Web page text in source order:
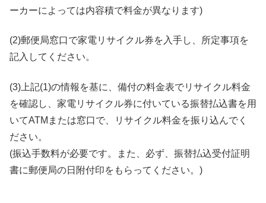
ーカーによっては内容積で料金が異なります)
(2)郵便局窓口で家電リサイクル券を入手し、所定事項を
記入してください。
(3)上記(1)の情報を基に、備付の料金表でリサイクル料金
を確認し、家電リサイクル券に付いている振替払込書を用
いてATMまたは窓口で、リサイクル料金を振り込んでく
ださい。
(振込手数料が必要です。また、必ず、振替払込受付証明
書に郵便局の日附付印をもらってください。)